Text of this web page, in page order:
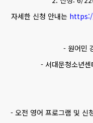
자세한 신청 안내는
- 원어민
- 서대문청소년
- 오전 영어 프로그램 및